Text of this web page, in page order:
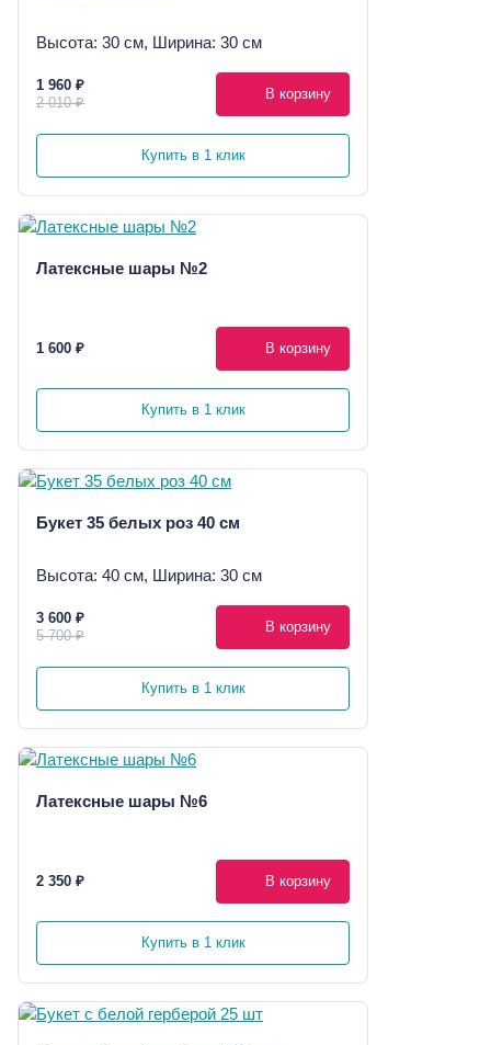
Высота: 30 см, Ширина: 30 см
1 960 ₽
2 010 ₽
В корзину
Купить в 1 клик
Латексные шары №2
1 600 ₽ В корзину
Купить в 1 клик
Букет 35 белых роз 40 см
Высота: 40 см, Ширина: 30 см
3 600 ₽
5 700 ₽
В корзину
Купить в 1 клик
Латексные шары №6
2 350 ₽ В корзину
Купить в 1 клик